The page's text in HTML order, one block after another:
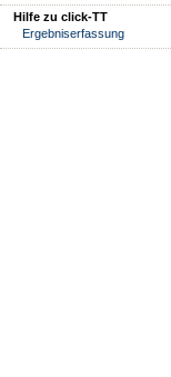
Hilfe zu click-TT
Ergebniserfassung